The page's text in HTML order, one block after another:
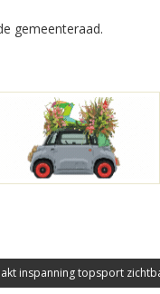
gemeenteraad.
inspanning topsport